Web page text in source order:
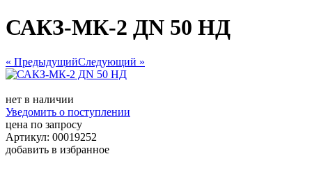
САКЗ-МК-2 ДN 50 НД
« ПредыдущийСледующий »
нет в наличии
Уведомить о поступлении
цена по запросу
Артикул: 00019252
добавить в избранное